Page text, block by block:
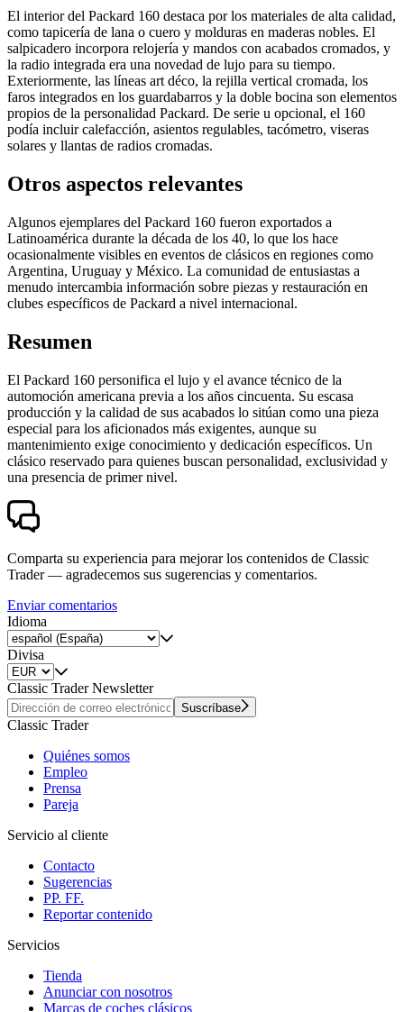
El interior del Packard 160 destaca por los materiales de alta calidad,
como tapicería de lana o cuero y molduras en maderas nobles. El
salpicadero incorpora relojería y mandos con acabados cromados, y
la radio integrada era una novedad de lujo para su tiempo.
Exteriormente, las líneas art déco, la rejilla vertical cromada, los
faros integrados en los guardabarros y la doble bocina son elementos
propios de la personalidad Packard. De serie u opcional, el 160
podía incluir calefacción, asientos regulables, tacómetro, viseras
solares y llantas de radios cromadas.
Otros aspectos relevantes
Algunos ejemplares del Packard 160 fueron exportados a
Latinoamérica durante la década de los 40, lo que los hace
ocasionalmente visibles en eventos de clásicos en regiones como
Argentina, Uruguay y México. La comunidad de entusiastas a
menudo intercambia información sobre piezas y restauración en
clubes específicos de Packard a nivel internacional.
Resumen
El Packard 160 personifica el lujo y el avance técnico de la
automoción americana previa a los años cincuenta. Su escasa
producción y la calidad de sus acabados lo sitúan como una pieza
especial para los aficionados más exigentes, aunque su
mantenimiento exige conocimiento y dedicación específicos. Un
clásico reservado para quienes buscan personalidad, exclusividad y
una presencia de primer nivel.
Comparta su experiencia para mejorar los contenidos de Classic
Trader — agradecemos sus sugerencias y comentarios.
Enviar comentarios
Idioma
Divisa
Classic Trader Newsletter
Suscríbase
Classic Trader
Quiénes somos
Empleo
Prensa
Pareja
Servicio al cliente
Contacto
Sugerencias
PP. FF.
Reportar contenido
Servicios
Tienda
Anunciar con nosotros
Marcas de coches clásicos